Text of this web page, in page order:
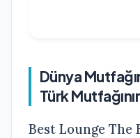
Dünya
Türk
Best Lounge The